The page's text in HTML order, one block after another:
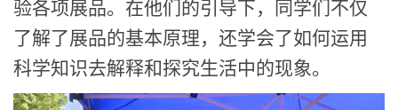
验各项展品。 在他们的引导下，同学们不仅
了解了展品的基本原理，还学会了如何运用
科学知识去解释和探究生活中的现象。